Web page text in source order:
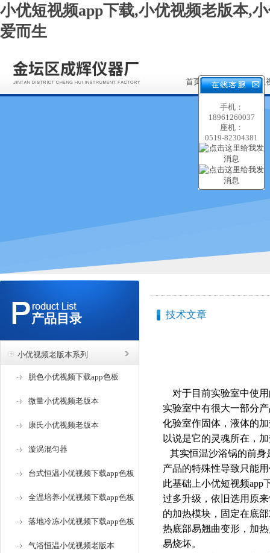
小优短视频app下载,小优视频老版本,
爱而生
首页 关于小优短
产品目录
小优视频老版本系列
脱色小优视频下载app色板
微量小优视频老版本
康氏小优视频老版本
漩涡混匀器
台式恒温小优视频下载app色板
全温培养小优视频下载app色板
落地冷冻小优视频下载app色板
气浴恒温小优视频老版本
技术文章
对于目前实验室中使用的
实验室中有很大一部分产
化验室作固体，液体的
以说是它的灵魂所在
其实恒温沙浴锅的前身
产品的特殊性导致只能用作
此基础上小优短视频app
过多升级，依旧选用
的加热模块，固定在底部
热底部易翘曲变形，
易烧坏。
手机：
18961260037
座机：
0519-82304381